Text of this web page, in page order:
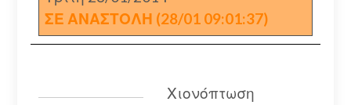
ΣΕ ΑΝΑΣΤΟΛΗ (28/01 09:01:37)
Χιονόπτωση